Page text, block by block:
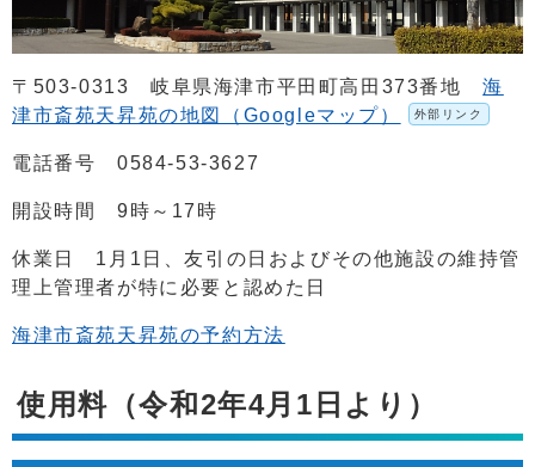
〒503-0313 岐阜県海津市平田町高田373番地海
津市斎苑天昇苑の地図（Googleマップ）
外部リンク
電話番号 0584-53-3627
開設時間 9時～17時
休業日 1月1日、友引の日およびその他施設の維持管
理上管理者が特に必要と認めた日
海津市斎苑天昇苑の予約方法
使用料（令和2年4月1日より）